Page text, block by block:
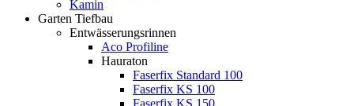
Kamin
Garten Tiefbau
Entwässerungsrinnen
Aco Profiline
Hauraton
Faserfix Standard 100
Faserfix KS 100
Faserfix KS 150